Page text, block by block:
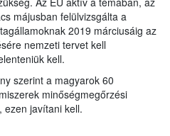
májusban felülvizsgálta a
2019 márciusáig az
nemzeti tervet kell
kell.
szerint a magyarok 60
minőségmegőrzési
ezen javítani kell.